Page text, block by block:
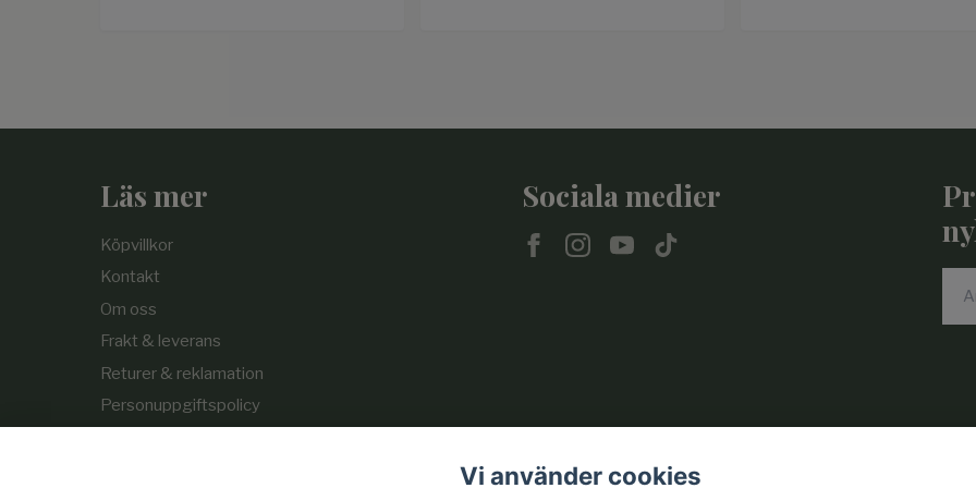
Läs mer
Köpvillkor
Kontakt
Om oss
Frakt & leverans
Returer & reklamation
Personuppgiftspolicy
Sociala medier
Vi använder cookies